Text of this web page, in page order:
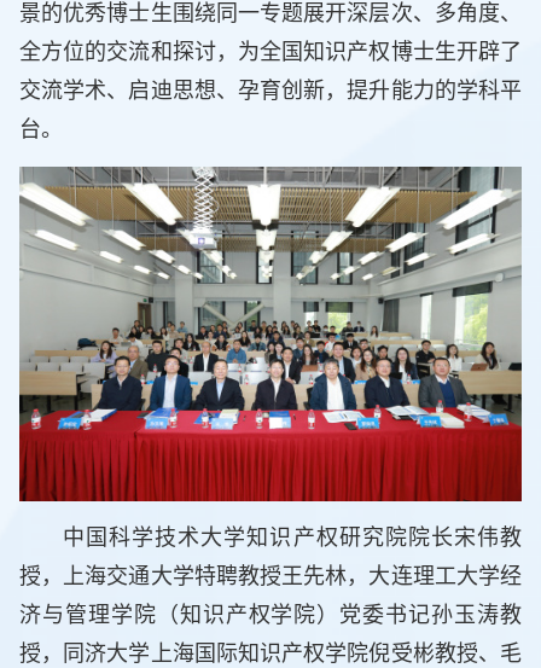
景的优秀博士生围绕同一专题展开深层次、多角度、
全方位的交流和探讨，为全国知识产权博士生开辟了
交流学术、启迪思想、孕育创新，提升能力的学科平
台。
中国科学技术大学知识产权研究院院长宋伟教
授，上海交通大学特聘教授王先林，大连理工大学经
济与管理学院（知识产权学院）党委书记孙玉涛教
授，同济大学上海国际知识产权学院倪受彬教授、毛